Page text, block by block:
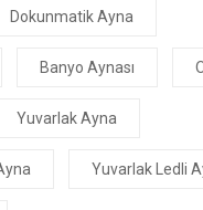
Dokunmatik Ayna
Banyo Aynası
Yuvarlak Ayna
Yuvarlak Ledli